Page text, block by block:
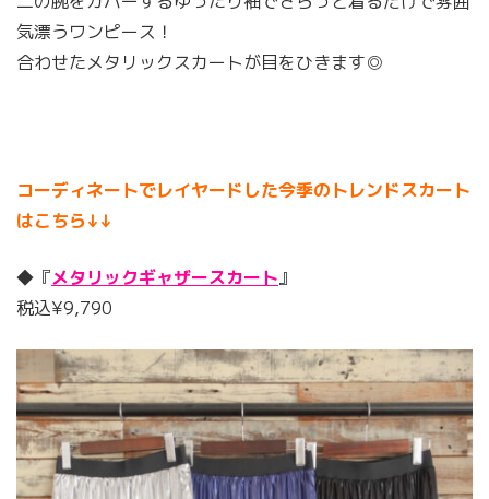
気漂うワンピース！
合わせたメタリックスカートが目をひきます◎
コーディネートでレイヤードした今季のトレンドスカート
はこちら↓↓
◆『メタリックギャザースカート』
税込¥9,790